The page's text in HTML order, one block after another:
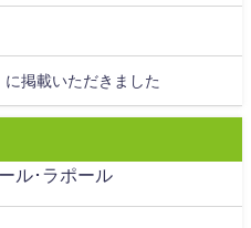
載いただきました
ル･ラポール